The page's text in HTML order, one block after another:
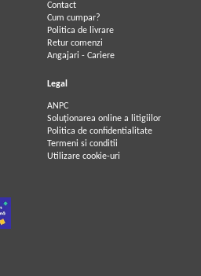
Contact
Cum cumpar?
Politica de livrare
Retur comenzi
Angajari - Cariere
Legal
ANPC
Soluționarea online a litigiilor
Politica de confidentialitate
Termeni si conditii
Utilizare cookie-uri